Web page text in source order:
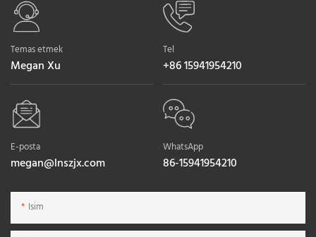
Temas etmek
Megan Xu
Tel
+86 15941954210
E-posta
megan@lnszjx.com
WhatsApp
86-15941954210
Isim